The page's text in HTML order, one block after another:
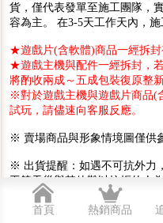
貨，僅代表發單至施工團隊，
容為主。 在3-5天工作天內，
★遊戲片(含軟體)商品一經拆封
★遊戲主機與配件一經拆封，
將酌收兩成～五成包裝復原整新
※對於遊戲主機與遊戲片商品(
試玩，請儘速向客服反應。
※ 賣場商品與形象情境圖僅供
※ 出貨提醒：如遇不可抗外力
工等天災與其他難以抗拒的人
購商品將會延後出貨。
首頁 熱銷商品